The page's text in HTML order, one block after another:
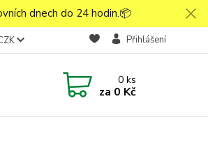
dnech do 24 hodin.📦
Přihlášení
0ks
za 0 Kč